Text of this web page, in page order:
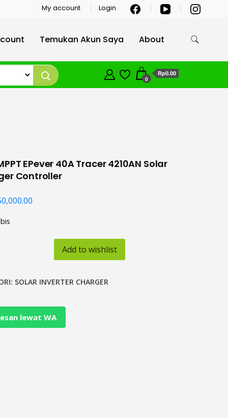
My account Login
Temukan Akun Saya About
0
Rp0.00
EPever 40A Tracer 4210AN Solar
Controller
Add to wishlist
SOLAR INVERTER CHARGER
lewat WA